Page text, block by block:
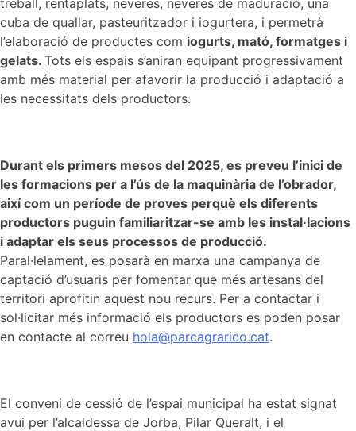
cuba de quallar, pasteuritzador i iogurtera, i permetrà
l’elaboració de productes com iogurts, mató, formatges i
gelats. Tots els espais s’aniran equipant progressivament
amb més material per afavorir la producció i adaptació a
les necessitats dels productors.
Durant els primers mesos del 2025, es preveu l’inici de
les formacions per a l’ús de la maquinària de l’obrador,
així com un període de proves perquè els diferents
productors puguin familiaritzar-se amb les instal·lacions
i adaptar els seus processos de producció.
Paral·lelament, es posarà en marxa una campanya de
captació d’usuaris per fomentar que més artesans del
territori aprofitin aquest nou recurs. Per a contactar i
sol·licitar més informació els productors es poden posar
en contacte al correu hola@parcagrarico.cat.
El conveni de cessió de l’espai municipal ha estat signat
avui per l’alcaldessa de Jorba, Pilar Queralt, i el